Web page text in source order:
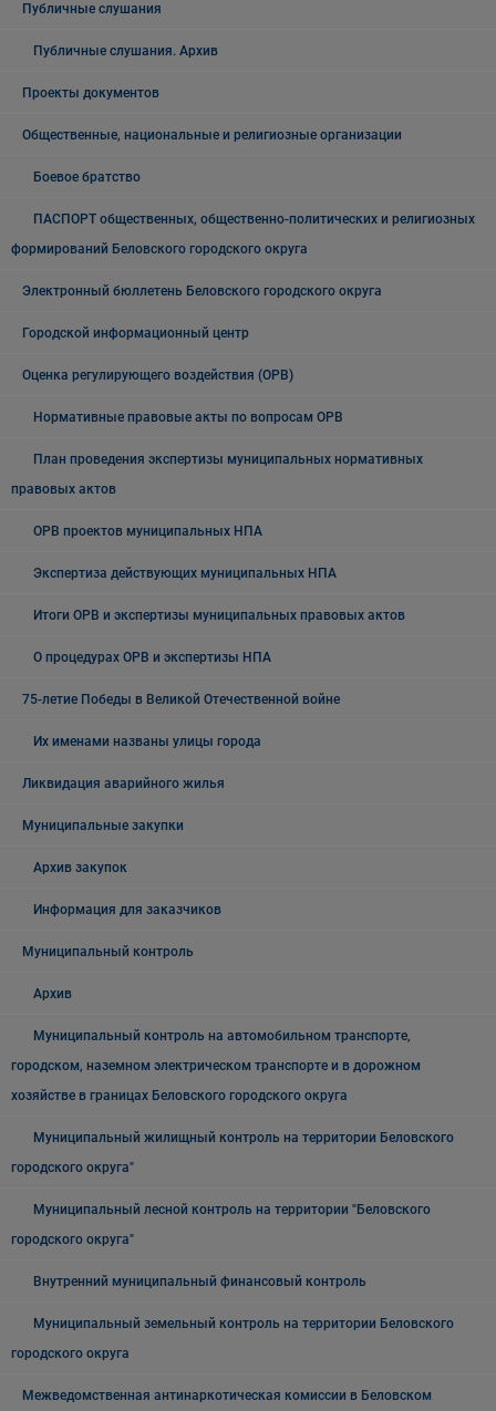
Публичные слушания
Публичные слушания. Архив
Проекты документов
Общественные, национальные и религиозные организации
Боевое братство
ПАСПОРТ общественных, общественно-политических и религиозных
формирований Беловского городского округа
Электронный бюллетень Беловского городского округа
Городской информационный центр
Оценка регулирующего воздействия (ОРВ)
Нормативные правовые акты по вопросам ОРВ
План проведения экспертизы муниципальных нормативных
правовых актов
ОРВ проектов муниципальных НПА
Экспертиза действующих муниципальных НПА
Итоги ОРВ и экспертизы муниципальных правовых актов
О процедурах ОРВ и экспертизы НПА
75-летие Победы в Великой Отечественной войне
Их именами названы улицы города
Ликвидация аварийного жилья
Муниципальные закупки
Архив закупок
Информация для заказчиков
Муниципальный контроль
Архив
Муниципальный контроль на автомобильном транспорте,
городском, наземном электрическом транспорте и в дорожном
хозяйстве в границах Беловского городского округа
Муниципальный жилищный контроль на территории Беловского
городского округа"
Муниципальный лесной контроль на территории "Беловского
городского округа"
Внутренний муниципальный финансовый контроль
Муниципальный земельный контроль на территории Беловского
городского округа
Межведомственная антинаркотическая комиссии в Беловском